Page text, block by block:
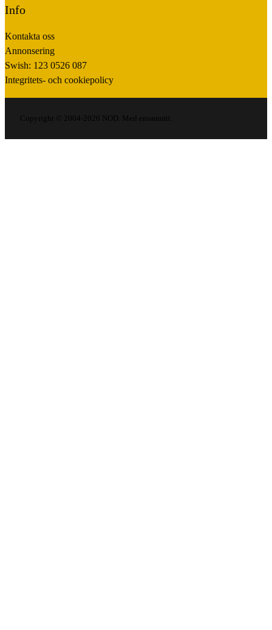
Info
Kontakta oss
Annonsering
Swish: 123 0526 087
Integritets- och cookiepolicy
Copyright © 2004-2026 NOD. Med ensamrätt.